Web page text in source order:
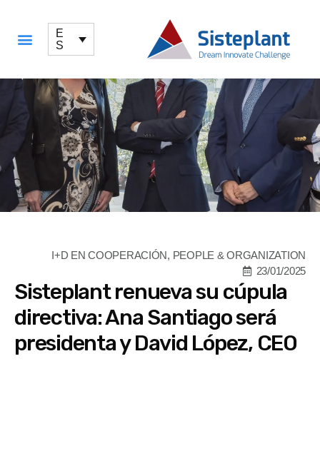
E
S
I+D EN COOPERACIÓN, PEOPLE & ORGANIZATION
23/01/2025
Sisteplant renueva su cúpula
directiva: Ana Santiago será
presidenta y David López, CEO